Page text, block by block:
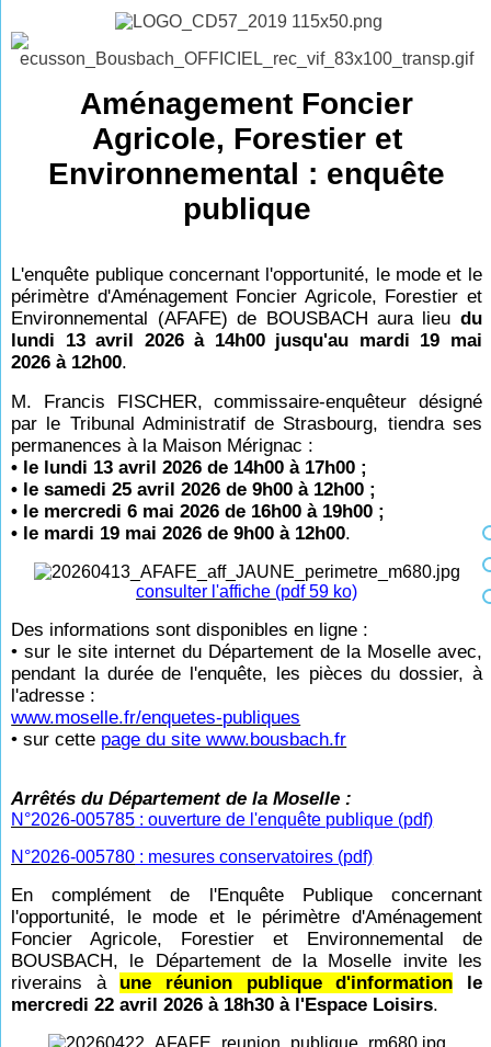
Aménagement Foncier
Agricole, Forestier et
Environnemental : enquête
publique
L'enquête publique concernant l'opportunité, le mode et le
périmètre d'Aménagement Foncier Agricole, Forestier et
Environnemental (AFAFE) de BOUSBACH aura lieu du
lundi 13 avril 2026 à 14h00 jusqu'au mardi 19 mai
2026 à 12h00.
M. Francis FISCHER, commissaire-enquêteur désigné
par le Tribunal Administratif de Strasbourg, tiendra ses
permanences à la Maison Mérignac :
• le lundi 13 avril 2026 de 14h00 à 17h00 ;
• le samedi 25 avril 2026 de 9h00 à 12h00 ;
• le mercredi 6 mai 2026 de 16h00 à 19h00 ;
• le mardi 19 mai 2026 de 9h00 à 12h00.
consulter l'affiche (pdf 59 ko)
Des informations sont disponibles en ligne :
• sur le site internet du Département de la Moselle avec,
pendant la durée de l'enquête, les pièces du dossier, à
l'adresse :
www.moselle.fr/enquetes-publiques
• sur cette page du site www.bousbach.fr
Arrêtés du Département de la Moselle :
N°2026-005785 : ouverture de l'enquête publique (pdf)
N°2026-005780 : mesures conservatoires (pdf)
En complément de l'Enquête Publique concernant
l'opportunité, le mode et le périmètre d'Aménagement
Foncier Agricole, Forestier et Environnemental de
BOUSBACH, le Département de la Moselle invite les
riverains à une réunion publique d'information le
mercredi 22 avril 2026 à 18h30 à l'Espace Loisirs.